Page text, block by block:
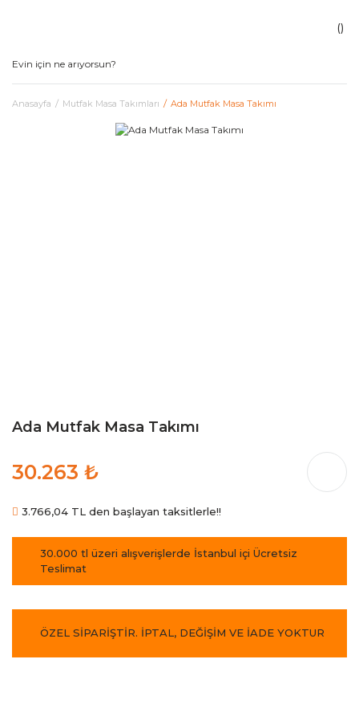
Anasayfa Mutfak Masa Takımları Ada Mutfak Masa Takımı
Ada Mutfak Masa Takımı
30.263 ₺
3.766,04 TL den başlayan taksitlerle!!
30.000 tl üzeri alışverişlerde İstanbul içi Ücretsiz
Teslimat
ÖZEL SİPARİŞTİR. İPTAL, DEĞİŞİM VE İADE YOKTUR